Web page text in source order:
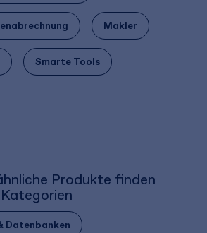
Makler
Smarte Tools
Produkte finden
Datenbanken